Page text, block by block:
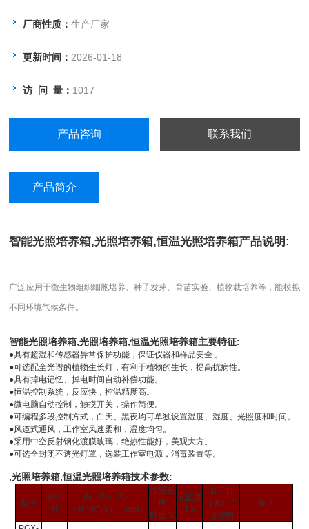
厂商性质：生产厂家
更新时间：2026-01-18
访 问 量： 1017
产品咨询 联系我们
产品简介
智能光照培养箱,光照培养箱,恒温光照培养箱产品说明:
广泛应用于微生物组织细胞培养、种子发芽、育苗实验、植物载培养等，能模拟
不同环境气候条件。
智能光照培养箱,光照培养箱,恒温光照培养箱主要特征:
●具有超温和传感器异常保护功能，保证仪器和样品安全 。
●可选配全光谱的植物生长灯，有利于植物的生长，提高抗病性。
●具有掉电记忆、掉电时间自动补偿功能。
●恒温控制系统，反应快，控温精度高。
●微电脑自动控制，触摸开关，操作简便。
●可编程多段控制方式，白天、黑夜均可单独设置温度、湿度、光照度和时间。
●风道式通风，工作室风速柔和，温度均匀。
●采用中空反射钢化渡膜玻璃，绝热性能好，美观大方。
●可选全封闭不透光灯罩，选装工作室电源，消毒装置等。
,光照培养箱,恒温光照培养箱技术参数:
型号
容积
（升）
内（外）尺寸
（长*宽*高） （mm）
控温范
围
精度 ℃
光照度
LX
出厂价
（元）二
段控制
备注